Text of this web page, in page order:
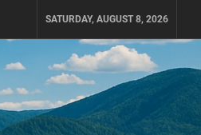
SATURDAY, AUGUST 8, 2026